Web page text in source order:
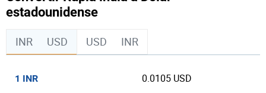
estadounidense
INR USD USD INR
1 INR 0.0105 USD